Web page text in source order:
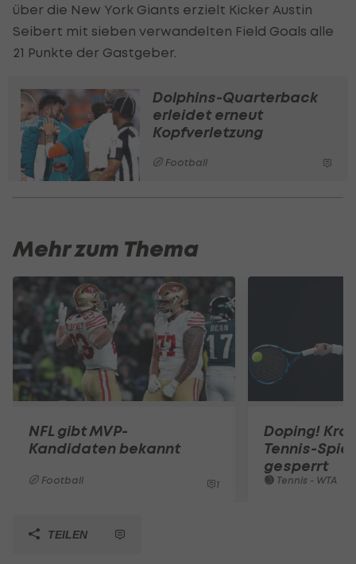
über die New York Giants erzielt Kicker Austin
Seibert mit sieben verwandelten Field Goals alle
21 Punkte der Gastgeber.
Dolphins-Quarterback
erleidet erneut
Kopfverletzung
Football
Mehr zum Thema
NFL gibt MVP-
Kandidaten bekannt
Football 1
Doping!
Tennis-
gesperrt
Tennis - WTA
TEILEN